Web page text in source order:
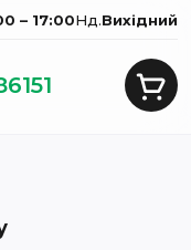
– 17:00Нд.Вихідний